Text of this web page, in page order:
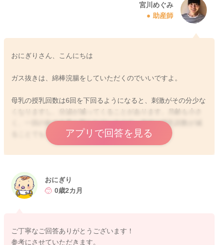
宮川めぐみ
助産師
おにぎりさん、こんにちは
ガス抜きは、綿棒浣腸をしていただくのでいいですよ。
母乳の授乳回数は6回を下回るようになると、刺激がその分少な
くなりますし、分泌が減ってくることがあります。月齢も小さ
く、一回の飲める量も限られているので、単純に授乳回数が減
ることでも、哺乳量も減ってしまいます。
一番分泌を増やしたり、維持をするためにはお子さんに飲んで
も会うことが一番になります。
搾乳をされていても減ってきてしまうこともあります。
どうぞよろしくお願いします。
アプリで回答を見る
おにぎり
0歳2カ月
ご丁寧なご回答ありがとうございます！
参考にさせていただきます。